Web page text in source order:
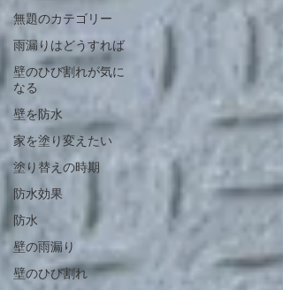
無題のカテゴリー
雨漏りはどうすれば
壁のひび割れが気に
なる
壁を防水
家を塗り変えたい
塗り替えの時期
防水効果
防水
壁の雨漏り
壁のひび割れ